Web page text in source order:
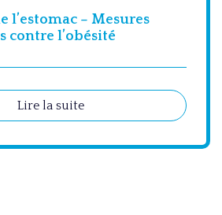
l’estomac – Mesures
contre l’obésité
Lire la suite